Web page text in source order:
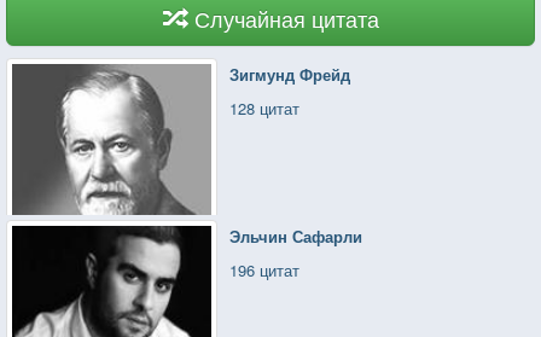
Случайная цитата
Зигмунд Фрейд
128 цитат
Эльчин Сафарли
196 цитат